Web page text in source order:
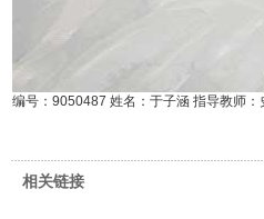
编号：9050487 姓名：于子涵 指导教师
相关链接